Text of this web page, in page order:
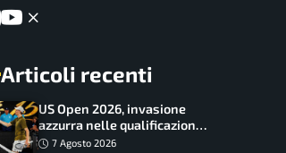
Articoli recenti
US Open 2026, invasione
azzurra nelle qualificazioni:
17 italiani a caccia del main
7 Agosto 2026